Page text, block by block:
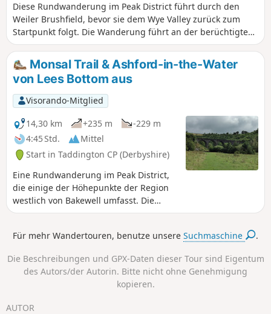
Diese Rundwanderung im Peak District führt durch den
Weiler Brushfield, bevor sie dem Wye Valley zurück zum
Startpunkt folgt. Die Wanderung führt an der berüchtigten
Litton Mill, Cressbrook und Monsal Head vorbei.
Monsal Trail & Ashford-in-the-Water
von Lees Bottom aus
Visorando-Mitglied
14,30 km
+235 m
-229 m
4:45 Std.
Mittel
Start in Taddington CP (Derbyshire)
Eine Rundwanderung im Peak District,
die einige der Höhepunkte der Region
westlich von Bakewell umfasst. Die
Route führt unter anderem entlang des
und über einen Abschnitt des Monsal
Wood. Die Wanderung hat es zum
Schluss noch einmal in sich, da gegen
Ende ein langer Aufstieg zu bewältigen
ist.
Für mehr Wandertouren, benutze unsereSuchmaschine .
Die Beschreibungen und GPX-Daten dieser Tour sind Eigentum
des Autors/der Autorin. Bitte nicht ohne Genehmigung
kopieren.
AUTOR